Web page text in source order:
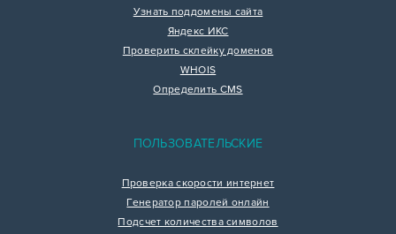
Узнать поддомены сайта
Яндекс ИКС
Проверить склейку доменов
WHOIS
Определить CMS
ПОЛЬЗОВАТЕЛЬСКИЕ
Проверка скорости интернет
Генератор паролей онлайн
Подсчет количества символов